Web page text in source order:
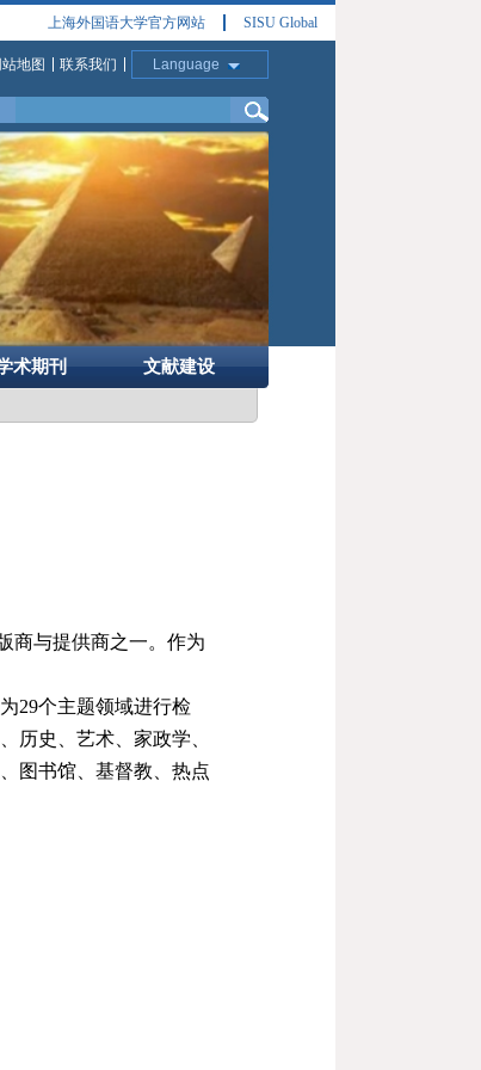
上海外国语大学官方网站 SISU Global
站地图 联系我们 Language
术期刊 文献建设
商与提供商之一。作为
29个主题领域进行检
历史、艺术、家政学、
图书馆、基督教、热点